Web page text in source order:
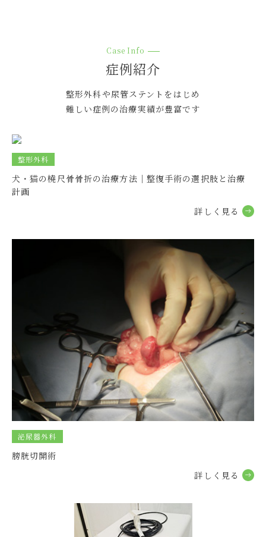
グループ
練馬本院 休診時間のお知らせ
2026.03.01 グループ
練馬本院 小鳥の診療についてのお知らせ
練馬本院 水曜日の診療体制変更のお知らせ
2026.02.27
練馬本院 お昼の休診時間のお知らせ
2026.02.05 グループ
練馬本院 お昼の休診時間のお知らせ
2026.01.30 とくまる
【とくまる】2月の時間短縮のお知らせ
2026.01.27
練馬本院 休診時間のお知らせ
練馬本院 2月お昼の休診時間のお知らせ
Case Info
症例紹介
整形外科や尿管ステントをはじめ
難しい症例の治療実績が豊富です
整形外科
犬・猫の橈尺骨骨折の治療方法｜整復手術の選択肢と治療
計画
詳しく⾒る
泌尿器外科
膀胱切開術
詳しく⾒る